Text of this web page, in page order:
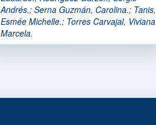
Andrés.; Serna Guzmán, Carolina.; Tanis,
Esmée Michelle.; Torres Carvajal, Viviana
Marcela.